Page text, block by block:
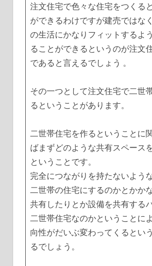
注文住宅で色々な住宅をつくる
ができるわけですが建売ではな
の生活にかなりフィットするよ
ることができるというのが注文
であると言えるでしょう 。
その一つとして注文住宅で二世
るということがあります。
二世帯住宅を作るということに
ばまずどのような共有スペース
ということです。
完全につながりを持たないよう
二世帯の住宅にするのかとかか
共有したりとか設備を共有する
二世帯住宅なのかということに
向性がだいぶ変わってくるとい
るでしょう。